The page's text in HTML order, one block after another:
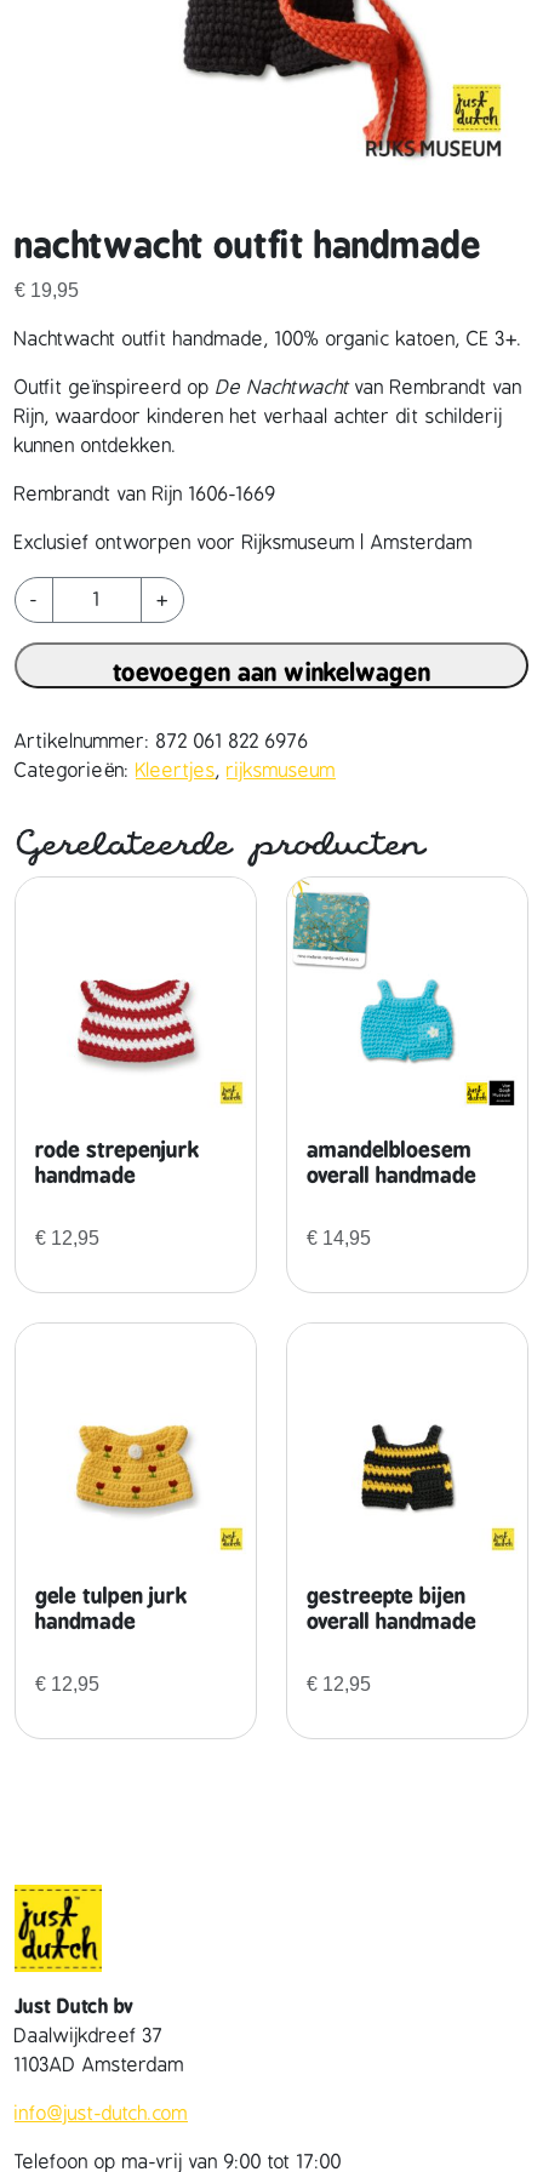
nachtwacht outfit handmade
€ 19,95
Nachtwacht outfit handmade, 100% organic katoen, CE 3+.
Outfit geïnspireerd op De Nachtwachtvan Rembrandt van
Rijn, waardoor kinderen het verhaal achter dit schilderij
kunnen ontdekken.
Rembrandt van Rijn 1606-1669
Exclusief ontworpen voor Rijksmuseum | Amsterdam
-
n
a
c
h
w
a
t
o
a
n
+
toevoegen aan winkelwagen
Artikelnummer: 872 061 822 6976
Categorieën: Kleertjes, rijksmuseum
Gerelateerde producten
rode strepenjurk
handmade
€ 12,95
amandelbloesem
overall handmade
€ 14,95
gele tulpen jurk
handmade
€ 12,95
gestreepte bijen
overall handmade
€ 12,95
Just Dutch bv
Daalwijkdreef 37
1103AD Amsterdam
info@just-dutch.com
Telefoon op ma-vrij van 9:00 tot 17:00